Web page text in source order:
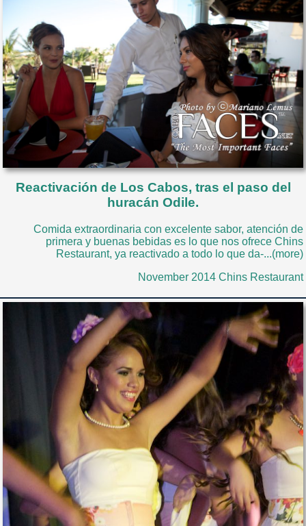
Reactivación de Los Cabos, tras el paso del
huracán Odile.
Comida extraordinaria con excelente sabor, atención de
primera y buenas bebidas es lo que nos ofrece Chins
Restaurant, ya reactivado a todo lo que da-...(more)
November 2014 Chins Restaurant